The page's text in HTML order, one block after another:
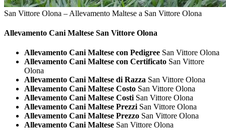
San Vittore Olona – Allevamento Maltese a San Vittore Olona
Allevamento Cani Maltese San Vittore Olona
Allevamento Cani Maltese con Pedigree San Vittore Olona
Allevamento Cani Maltese con Certificato San Vittore
Olona
Allevamento Cani Maltese di Razza San Vittore Olona
Allevamento Cani Maltese Costo San Vittore Olona
Allevamento Cani Maltese Costi San Vittore Olona
Allevamento Cani Maltese Prezzi San Vittore Olona
Allevamento Cani Maltese Prezzo San Vittore Olona
Allevamento Cani Maltese San Vittore Olona